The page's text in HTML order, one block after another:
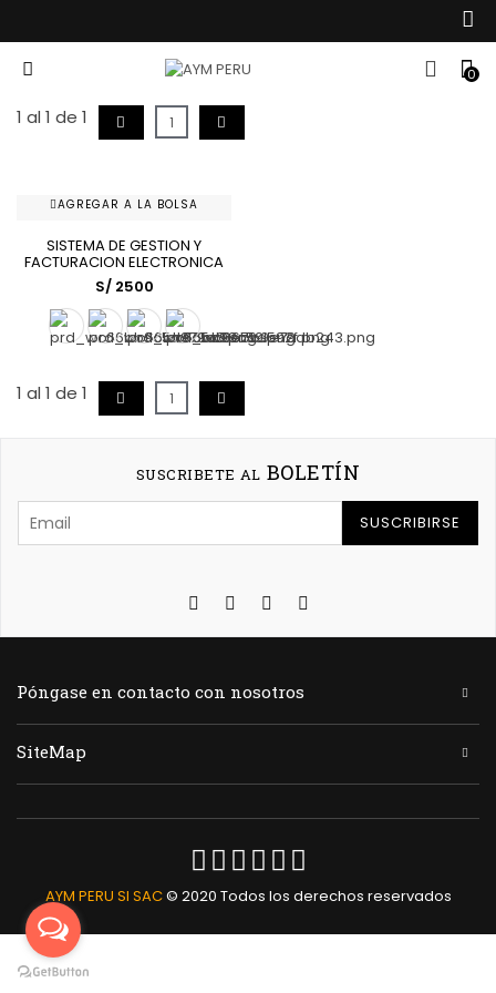
0
1 al 1 de 1 1
NUEVOAGREGAR A LA BOLSA
SISTEMA DE GESTION Y
FACTURACION ELECTRONICA
S/ 2500
1 al 1 de 1 1
SUSCRIBETE AL BOLETÍN
SUSCRIBIRSE
Póngase en contacto con nosotros
SiteMap
AYM PERU SI SAC© 2020 Todos los derechos reservados